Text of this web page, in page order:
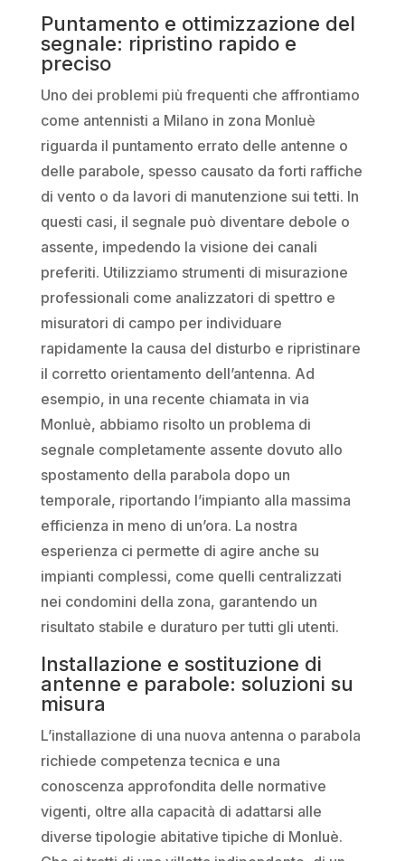
Puntamento e ottimizzazione del
segnale: ripristino rapido e
preciso
Uno dei problemi più frequenti che affrontiamo
come antennisti a Milano in zona Monluè
riguarda il puntamento errato delle antenne o
delle parabole, spesso causato da forti raffiche
di vento o da lavori di manutenzione sui tetti. In
questi casi, il segnale può diventare debole o
assente, impedendo la visione dei canali
preferiti. Utilizziamo strumenti di misurazione
professionali come analizzatori di spettro e
misuratori di campo per individuare
rapidamente la causa del disturbo e ripristinare
il corretto orientamento dell’antenna. Ad
esempio, in una recente chiamata in via
Monluè, abbiamo risolto un problema di
segnale completamente assente dovuto allo
spostamento della parabola dopo un
temporale, riportando l’impianto alla massima
efficienza in meno di un’ora. La nostra
esperienza ci permette di agire anche su
impianti complessi, come quelli centralizzati
nei condomini della zona, garantendo un
risultato stabile e duraturo per tutti gli utenti.
Installazione e sostituzione di
antenne e parabole: soluzioni su
misura
L’installazione di una nuova antenna o parabola
richiede competenza tecnica e una
conoscenza approfondita delle normative
vigenti, oltre alla capacità di adattarsi alle
diverse tipologie abitative tipiche di Monluè.